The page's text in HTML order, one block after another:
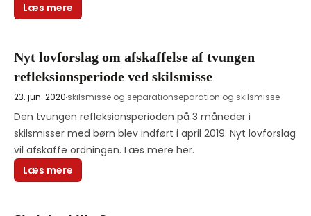
Læs mere
Nyt lovforslag om afskaffelse af tvungen
refleksionsperiode ved skilsmisse
23. jun. 2020 skilsmisse og separationseparation og skilsmisse
Den tvungen refleksionsperioden på 3 måneder i
skilsmisser med børn blev indført i april 2019. Nyt lovforslag
Læs mere